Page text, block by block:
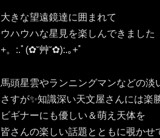
大きな望遠鏡達に囲まれて
ウハウハな星見を楽しんできました
+。:.ﾟ(✿˘艸˘✿):.｡+ﾟ
馬頭星雲やランニングマンなどの淡
さすが✨知識深い天文屋さんには楽
ビギナーにも優しい＆萌え天体を
皆さんの楽しい話題とともに覗かせ